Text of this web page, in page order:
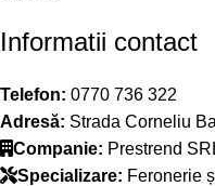
Informatii contact
Telefon: 0770 736 322
Adresă: Strada Corneliu
Companie: Prestrend
Specializare: Feronerie